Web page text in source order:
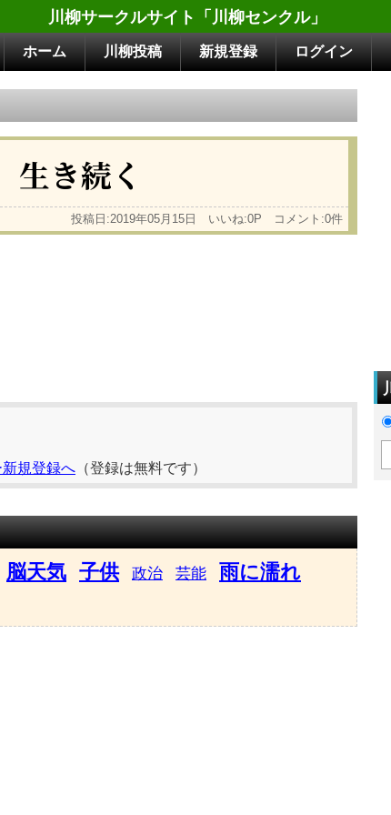
川柳サークルサイト「川柳センクル」
ホーム 川柳投稿 新規登録 ログイン
き続く
投稿日:2019年05月15日 いいね:0P コメント:0件
規登録へ （登録は無料です）
脳天気 子供 政治 芸能 雨に濡れ